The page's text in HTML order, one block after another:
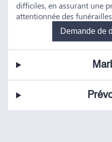
difficiles, en assurant une
attentionnée des